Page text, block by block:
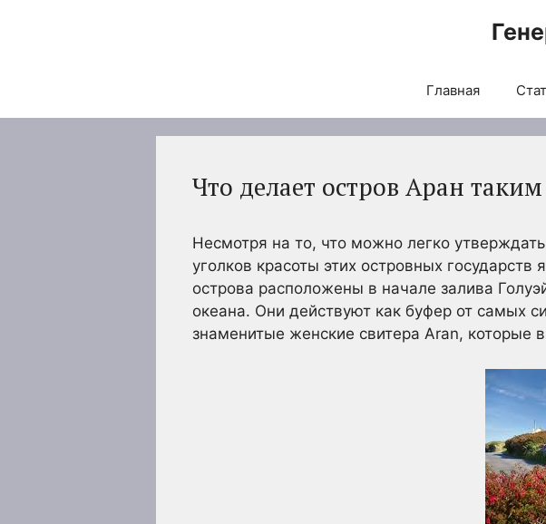
Главная
Что делает остров Аран
Несмотря на то, что можно легко
уголков красоты этих островных
острова расположены в начале залива
океана. Они действуют как буфер от самых
знаменитые женские свитера Aran, которые